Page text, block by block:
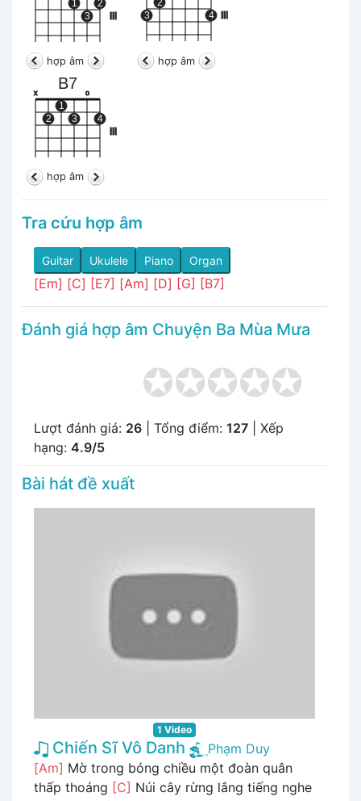
III
1
3
2
hợp âm
3
2
4
hợp âm
B7
III
x
2
1
3
o
4
hợp âm
Tra cứu hợp âm
Guitar Ukulele Piano Organ
[Em] [C] [E7] [Am] [D] [G] [B7]
Đánh giá hợp âm Chuyện Ba Mùa Mưa
Lượt đánh giá: 26 | Tổng điểm: 127 | Xếp
hạng: 4.9/5
Bài hát đề xuất
1 Video
Chiến Sĩ Vô Danh
Phạm Duy
[Am] Mờ trong bóng chiều một đoàn quân
thấp thoáng [C] Núi cây rừng lắng tiếng nghe